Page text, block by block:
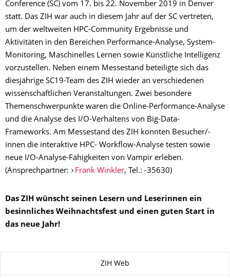
Conference (SC) vom 17. bis 22. November 2019 in Denver
statt. Das ZIH war auch in diesem Jahr auf der SC vertreten,
um der weltweiten HPC-Community Ergebnisse und
Aktivitäten in den Bereichen Performance-Analyse, System-
Monitoring, Maschinelles Lernen sowie Künstliche Intelligenz
vorzustellen. Neben einem Messestand beteiligte sich das
diesjährige SC19-Team des ZIH wieder an verschiedenen
wissenschaftlichen Veranstaltungen. Zwei besondere
Themenschwerpunkte waren die Online-Performance-Analyse
und die Analyse des I/O-Verhaltens von Big-Data-
Frameworks. Am Messestand des ZIH konnten Besucher/-
innen die interaktive HPC- Workflow-Analyse testen sowie
neue I/O-Analyse-Fähigkeiten von Vampir erleben.
(Ansprechpartner:
Frank Winkler, Tel.: -35630)
Das ZIH wünscht seinen Lesern und Leserinnen ein
besinnliches Weihnachtsfest und einen guten Start in
das neue Jahr!
ZIH Web